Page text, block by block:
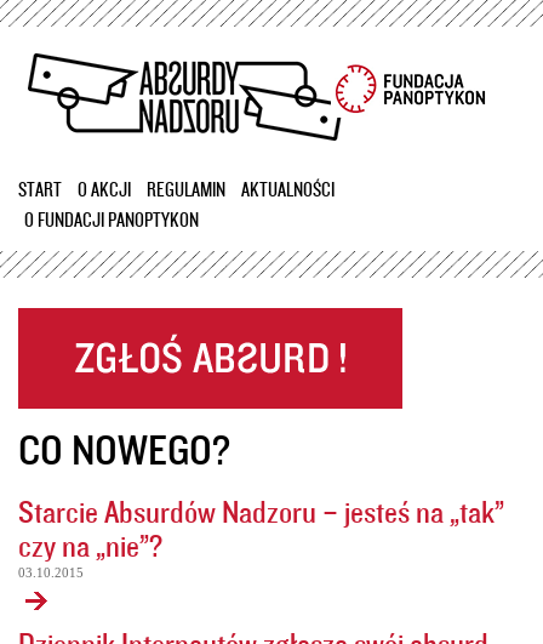
Przejdź
treści
START O AKCJI REGULAMIN
AKTUALNOŚCI
O FUNDACJI PANOPTYKON
CO NOWEGO?
Starcie Absurdów Nadzoru – jesteś na „tak”
czy na „nie”?
03.10.2015